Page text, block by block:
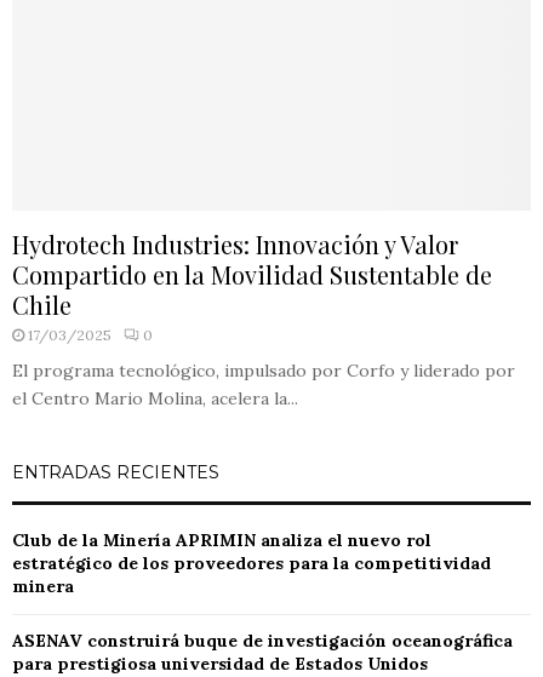
Hydrotech Industries: Innovación y Valor
Compartido en la Movilidad Sustentable de
Chile
17/03/2025 0
El programa tecnológico, impulsado por Corfo y liderado por
el Centro Mario Molina, acelera la...
ENTRADAS RECIENTES
Club de la Minería APRIMIN analiza el nuevo rol
estratégico de los proveedores para la competitividad
minera
ASENAV construirá buque de investigación oceanográfica
para prestigiosa universidad de Estados Unidos